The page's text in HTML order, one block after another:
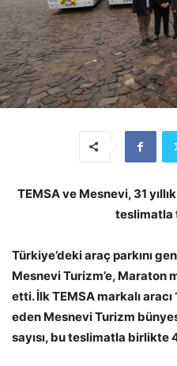
TEMSA ve Mesnevi, 31
teslimatla
Türkiye’deki araç parkını
Mesnevi Turizm’e, Maraton
etti. İlk TEMSA markalı
eden Mesnevi Turizm
sayısı, bu teslimatla birlikte